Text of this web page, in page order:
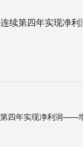
续第四年实现净利
第四年实现净利润——